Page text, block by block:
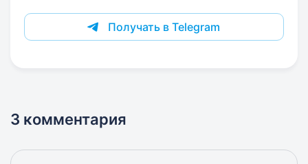
Получать в Telegram
3 комментария